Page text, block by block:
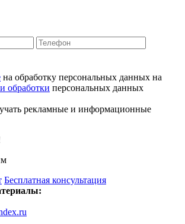
на обработку персональных данных на
обработки персональных данных
рекламные и информационные
Бесплатная консультация